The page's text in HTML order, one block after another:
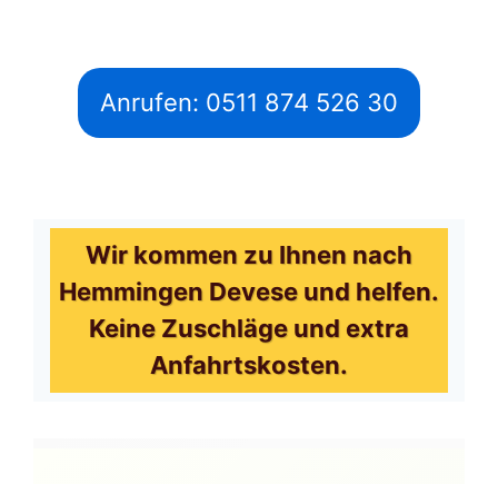
Anrufen: 0511 874 526 30
Wir kommen zu Ihnen nach
Hemmingen Devese und helfen.
Keine Zuschläge und extra
Anfahrtskosten.